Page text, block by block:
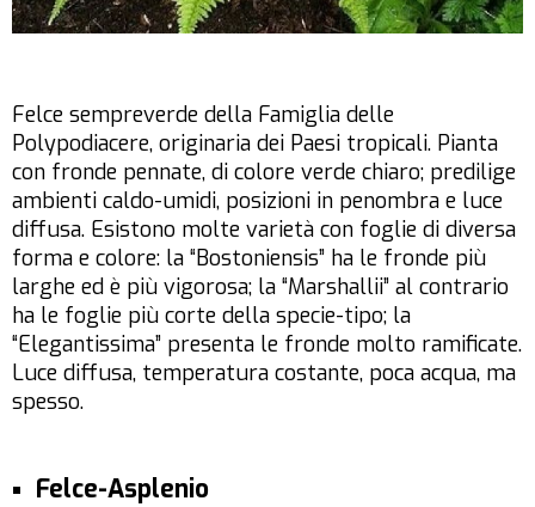
Felce sempreverde della Famiglia delle
Polypodiacere, originaria dei Paesi tropicali. Pianta
con fronde pennate, di colore verde chiaro; predilige
ambienti caldo-umidi, posizioni in penombra e luce
diffusa. Esistono molte varietà con foglie di diversa
forma e colore: la “Bostoniensis” ha le fronde più
larghe ed è più vigorosa; la “Marshallii” al contrario
ha le foglie più corte della specie-tipo; la
“Elegantissima” presenta le fronde molto ramificate.
Luce diffusa, temperatura costante, poca acqua, ma
spesso.
Felce-Asplenio